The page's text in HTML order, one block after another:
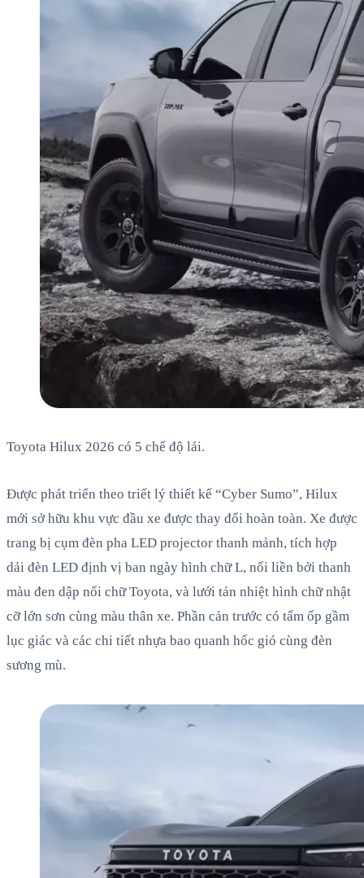
Toyota Hilux 2026 có 5 chế độ lái.
Được phát triển theo triết lý thiết kế “Cyber Sumo”, Hilux
mới sở hữu khu vực đầu xe được thay đổi hoàn toàn. Xe được
trang bị cụm đèn pha LED projector thanh mảnh, tích hợp
dải đèn LED định vị ban ngày hình chữ L, nối liền bởi thanh
màu đen dập nổi chữ Toyota, và lưới tản nhiệt hình chữ nhật
cỡ lớn sơn cùng màu thân xe. Phần cản trước có tấm ốp gầm
lục giác và các chi tiết nhựa bao quanh hốc gió cùng đèn
sương mù.